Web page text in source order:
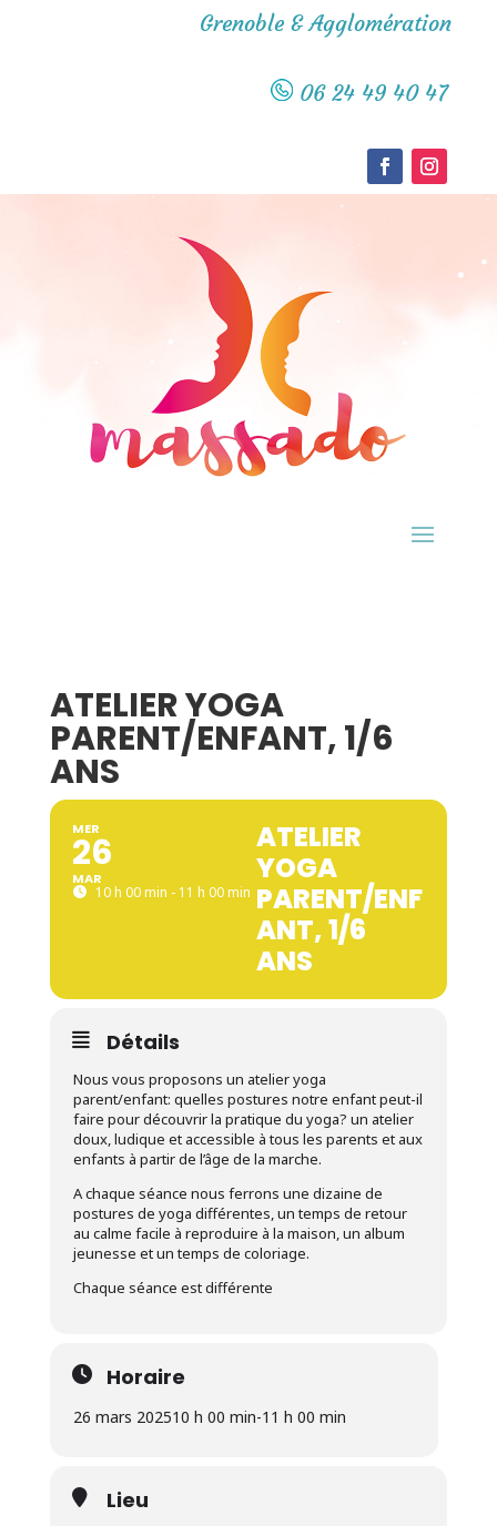
Grenoble & Agglomération
06 24 49 40 47
ATELIER YOGA
PARENT/ENFANT, 1/6
ANS
MER
26
MAR
10 h 00 min - 11 h 00 min
ATELIER
YOGA
PARENT/ENF
ANT, 1/6
ANS
Détails
Nous vous proposons un atelier yoga
parent/enfant: quelles postures notre enfant peut-il
faire pour découvrir la pratique du yoga? un atelier
doux, ludique et accessible à tous les parents et aux
enfants à partir de l’âge de la marche.
A chaque séance nous ferrons une dizaine de
postures de yoga différentes, un temps de retour
au calme facile à reproduire à la maison, un album
jeunesse et un temps de coloriage.
Chaque séance est différente
Horaire
26 mars 202510 h 00 min-11 h 00 min
Lieu